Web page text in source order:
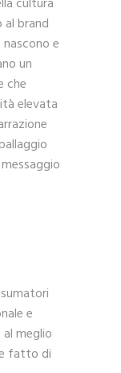
cultura
brand
e
un
che
elevata
e
meglio
fatto di